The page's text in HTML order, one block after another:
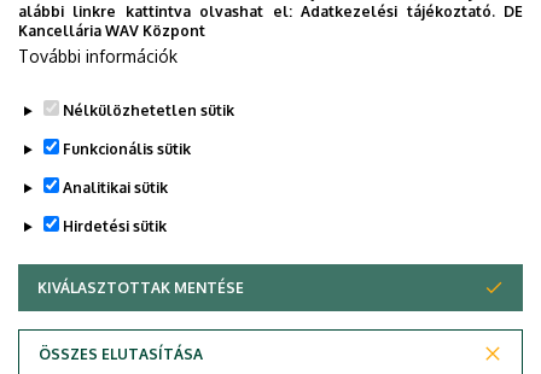
Agrárhírek - Mezőlap
Legutóbbi frissítés: 2023. 02. 27. 15:25
Adatvédelem
alábbi linkre kattintva olvashat el:Adatkezelési tájékoztató. DE
Kancellária WAV Központ
További információk
Nélkülözhetetlen sütik
Funkcionális sütik
Analitikai sütik
Hirdetési sütik
KIVÁLASZTOTTAK MENTÉSE
ÖSSZES ELUTASÍTÁSA
WITHDRAW CONSENT